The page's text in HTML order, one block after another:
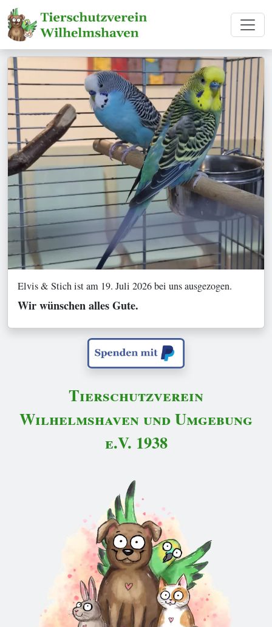
Elvis & Stich ist am 19. Juli 2026 bei uns ausgezogen.
Wir wünschen alles Gute.
Tierschutzverein
Wilhelmshaven und Umgebung
e.V. 1938